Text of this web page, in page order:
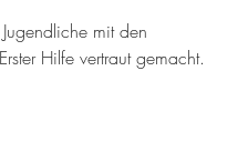
mit den
Hilfe vertraut gemacht.